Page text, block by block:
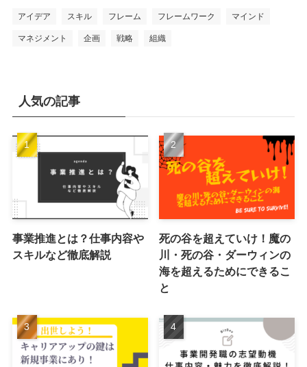
アイデア スキル フレーム フレームワーク マインド
マネジメント 企画 戦略 組織
人気の記事
事業推進とは？仕事内容や
スキルなど徹底解説
死の谷を超えていけ！魔の
川・死の谷・ダーウィンの
海を超えるためにできるこ
と